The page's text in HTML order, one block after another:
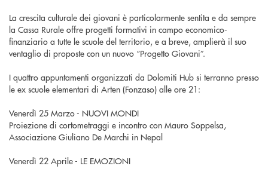
La crescita culturale dei giovani è particolarmente sentita e da sempre
la Cassa Rurale offre progetti formativi in campo economico-
finanziario a tutte le scuole del territorio, e a breve, amplierà il suo
ventaglio di proposte con un nuovo “Progetto Giovani”.
I quattro appuntamenti organizzati da Dolomiti Hub si terranno presso
le ex scuole elementari di Arten (Fonzaso) alle ore 21:
Venerdì 25 Marzo - NUOVI MONDI
Proiezione di cortometraggi e incontro con Mauro Soppelsa,
Associazione Giuliano De Marchi in Nepal
Venerdì 22 Aprile - LE EMOZIONI